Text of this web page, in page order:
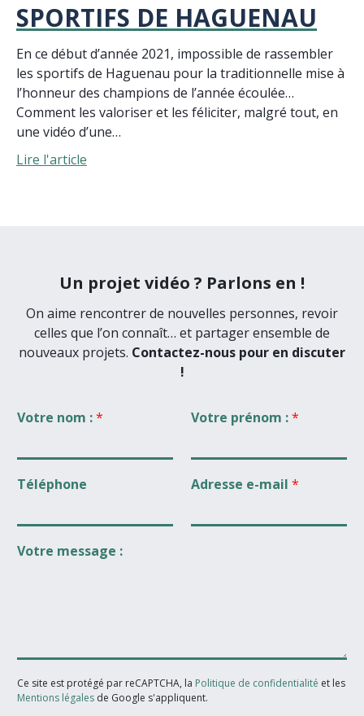
SPORTIFS DE HAGUENAU
En ce début d’année 2021, impossible de rassembler
les sportifs de Haguenau pour la traditionnelle mise à
l’honneur des champions de l’année écoulée…
Comment les valoriser et les féliciter, malgré tout, en
une vidéo d’une…
Lire l'article
Un projet vidéo ? Parlons en !
On aime rencontrer de nouvelles personnes, revoir
celles que l’on connaît… et partager ensemble de
nouveaux projets. Contactez-nous pour en discuter
!
Votre nom :* Votre prénom :*
Téléphone Adresse e-mail *
Votre message :
Ce site est protégé par reCAPTCHA, la Politique de confidentialité et les
Mentions légales de Google s'appliquent.